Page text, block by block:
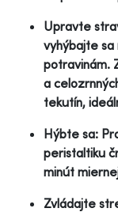
Upravte
vyhýbajte sa
potravinám.
a
tekutín,
Hýbte sa:
peristaltiku
minút
Zvládajte